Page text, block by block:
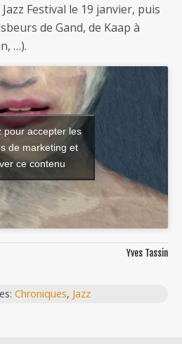
Festival le 19 janvier, puis
de Gand, de Kaap à
…).
pour accepter les
de marketing et
ce contenu
Yves Tassin
Chroniques, Jazz